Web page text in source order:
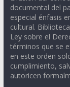
documental del
especial énfasis
cultural.
Ley sobre el
términos que se
en este orden
cumplimiento,
autoricen